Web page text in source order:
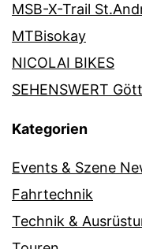
MSB-X-Trail
MTBisokay
NICOLAI BIKES
SEHENSWERT
Kategorien
Events & Szene
Fahrtechnik
Technik &